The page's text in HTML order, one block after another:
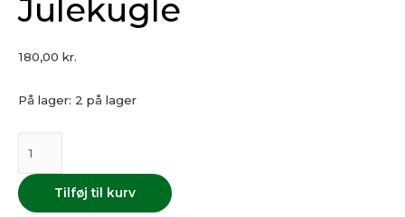
Julekugle
180,00 kr.
På lager: 2 på lager
Tilføj til kurv